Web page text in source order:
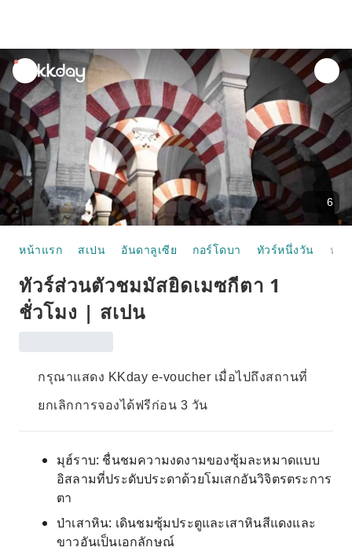
unread
notifications
6
หน้าแรก สเปน อันดาลูเซีย กอร์โดบา ทัวร์หนึ่งวัน
ทัวร์ส่วนตัวชมมัสยิดเมซกีตา 1
ชั่วโมง | สเปน
กรุณาแสดง KKday e-voucher เมื่อไปถึงสถานที่
ยกเลิกการจองได้ฟรีก่อน 3 วัน
มุฮ์ราบ: ชื่นชมความงดงามของซุ้มละหมาดแบบ
อิสลามที่ประดับประดาด้วยโมเสกอันวิจิตรตระการ
ตา
ป่าเสาหิน: เดินชมซุ้มประตูและเสาหินสีแดงและ
ขาวอันเป็นเอกลักษณ์